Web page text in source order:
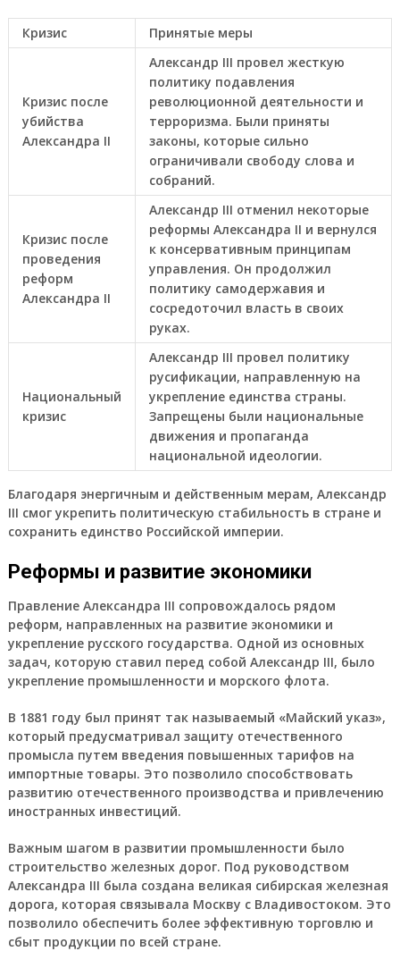
Кризис Принятые меры
Кризис после
убийства
Александра II
Александр III провел жесткую
политику подавления
революционной деятельности и
терроризма. Были приняты
законы, которые сильно
ограничивали свободу слова и
собраний.
Кризис после
проведения
реформ
Александра II
Александр III отменил некоторые
реформы Александра II и вернулся
к консервативным принципам
управления. Он продолжил
политику самодержавия и
сосредоточил власть в своих
руках.
Национальный
кризис
Александр III провел политику
русификации, направленную на
укрепление единства страны.
Запрещены были национальные
движения и пропаганда
национальной идеологии.
Благодаря энергичным и действенным мерам, Александр
III смог укрепить политическую стабильность в стране и
сохранить единство Российской империи.
Реформы и развитие экономики
Правление Александра III сопровождалось рядом
реформ, направленных на развитие экономики и
укрепление русского государства. Одной из основных
задач, которую ставил перед собой Александр III, было
укрепление промышленности и морского флота.
В 1881 году был принят так называемый «Майский указ»,
который предусматривал защиту отечественного
промысла путем введения повышенных тарифов на
импортные товары. Это позволило способствовать
развитию отечественного производства и привлечению
иностранных инвестиций.
Важным шагом в развитии промышленности было
строительство железных дорог. Под руководством
Александра III была создана великая сибирская железная
дорога, которая связывала Москву с Владивостоком. Это
позволило обеспечить более эффективную торговлю и
сбыт продукции по всей стране.